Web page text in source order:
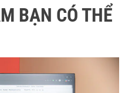
BẠN CÓ THỂ